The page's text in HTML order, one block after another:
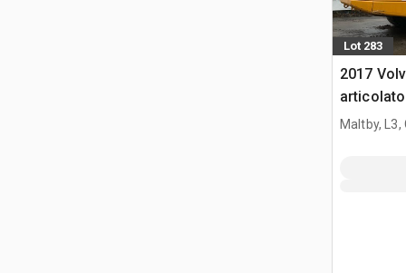
Lot 283
2017
articolato
Maltby, L3,